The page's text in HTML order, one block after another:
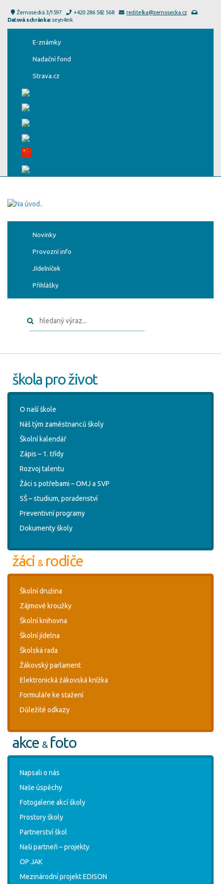
Žernosecká 3/1597 +420 286 582 568
reditelka@zernosecka.cz
Datová schránka:seyn4mk
E-známky
Nadační fond
Strava.cz
Novinky
Provozní info
Jídelníček
Přihlášky
škola pro život
O naší škole
Náš tým zaměstnanců školy
Školní kalendář
Zápis – 1. třídy
Rozvoj talentu
Žáci s potřebami – OMJ a SVP
SŠ – studium, poradenství
Preventivní programy
Dokumenty školy
žáci &rodiče
Školní družina
Zájmové kroužky
Školní knihovna
Školní jídelna
Školská rada
Žákovský parlament
Elektronická žákovská knížka
Formuláře ke stažení
Důležité odkazy
akce &foto
Napsali o nás
Naše úspěchy
Fotogalerie akcí školy
Prostory školy
Partnerství škol
Naši partneři – projekty
OP JAK
Mezinárodní projekt EDISON